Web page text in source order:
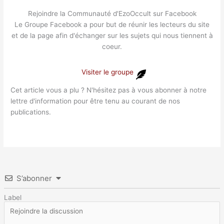
Rejoindre la Communauté d'EzoOccult sur Facebook
Le Groupe Facebook a pour but de réunir les lecteurs du site
et de la page afin d'échanger sur les sujets qui nous tiennent à
coeur.
Visiter le groupe
Cet article vous a plu ? N'hésitez pas à vous abonner à notre
lettre d'information pour être tenu au courant de nos
publications.
S’abonner
Label